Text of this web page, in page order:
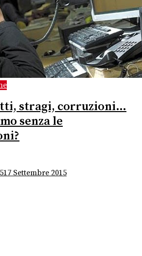
stragi, corruzioni…
senza le
17 Settembre 2015